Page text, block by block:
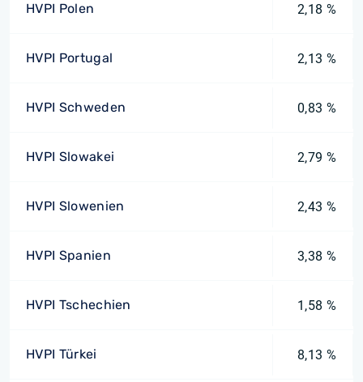
HVPI Polen 2,18 %
HVPI Portugal 2,13 %
HVPI Schweden 0,83 %
HVPI Slowakei 2,79 %
HVPI Slowenien 2,43 %
HVPI Spanien 3,38 %
HVPI Tschechien 1,58 %
HVPI Türkei 8,13 %